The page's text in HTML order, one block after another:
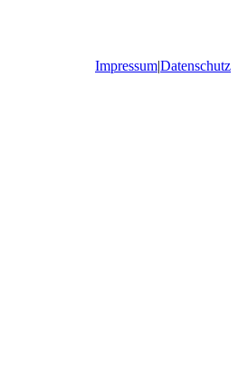
Impressum|Datenschutz